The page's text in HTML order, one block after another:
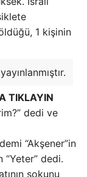
1 kişinin
TIKLAYIN
dedi ve
“Akşener”in
“Yeter” dedi.